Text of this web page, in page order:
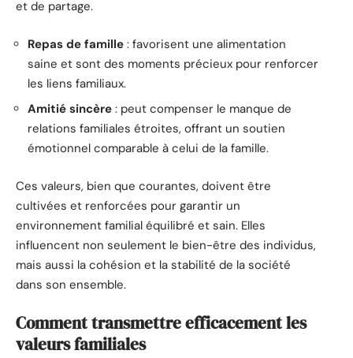
et de partage.
Repas de famille : favorisent une alimentation
saine et sont des moments précieux pour renforcer
les liens familiaux.
Amitié sincère : peut compenser le manque de
relations familiales étroites, offrant un soutien
émotionnel comparable à celui de la famille.
Ces valeurs, bien que courantes, doivent être
cultivées et renforcées pour garantir un
environnement familial équilibré et sain. Elles
influencent non seulement le bien-être des individus,
mais aussi la cohésion et la stabilité de la société
dans son ensemble.
Comment transmettre efficacement les
valeurs familiales